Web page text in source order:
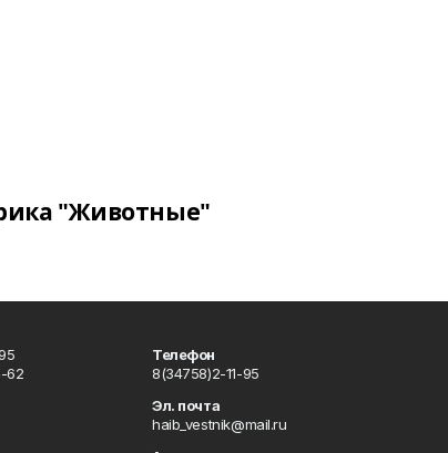
"Животные"
62
Телефон
8(34758)2-11-95
Эл. почта
haib_vestnik@mail.ru